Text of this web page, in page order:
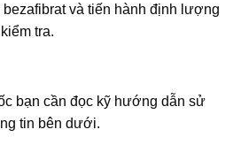
và tiến hành định lượng
tra.
bạn cần đọc kỹ hướng dẫn sử
tin bên dưới.